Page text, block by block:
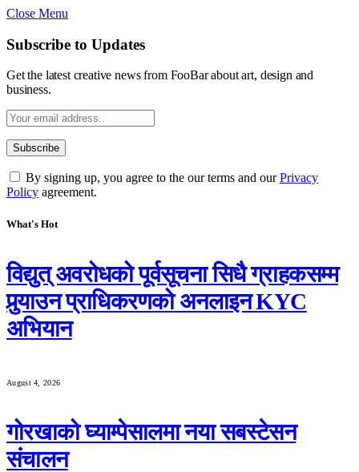
Close Menu
Subscribe to Updates
Get the latest creative news from FooBar about art, design and
business.
By signing up, you agree to the our terms and ourPrivacy
Policy agreement.
What's Hot
विद्युत् अवरोधको पूर्वसूचना सिधै ग्राहकसम्म
पुर्‍याउन प्राधिकरणको अनलाइन KYC
अभियान
August 4, 2026
गोरखाको घ्याम्पेसालमा नया सबस्टेसन
संचालन